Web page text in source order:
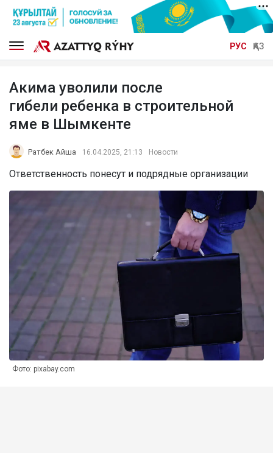
РУС ҚАЗ
Акима уволили после
гибели ребенка в строительной
яме в Шымкенте
Ратбек Айша 16.04.2025, 21:13 Новости
Ответственность понесут и подрядные организации
Фото: pixabay.com